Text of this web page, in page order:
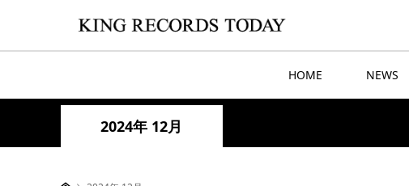
HOME NEWS
2024年 12月